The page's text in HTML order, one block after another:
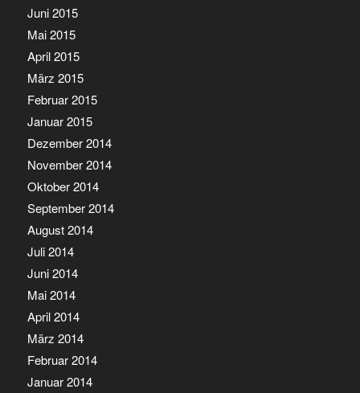
Juni 2015
Mai 2015
April 2015
März 2015
Februar 2015
Januar 2015
Dezember 2014
November 2014
Oktober 2014
September 2014
August 2014
Juli 2014
Juni 2014
Mai 2014
April 2014
März 2014
Februar 2014
Januar 2014